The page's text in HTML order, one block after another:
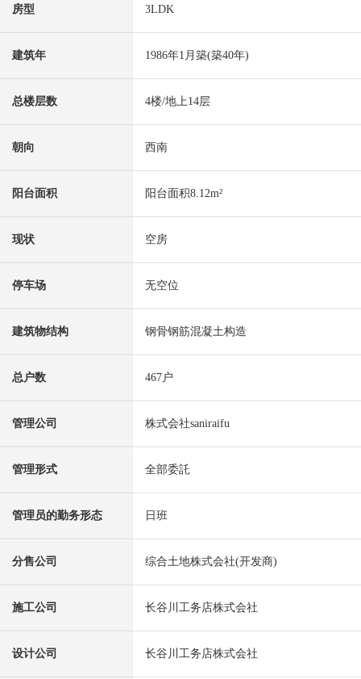
房型 3LDK
建筑年 1986年1月築(築40年)
总楼层数 4楼/地上14层
朝向 西南
阳台面积 阳台面积8.12m²
现状 空房
停车场 无空位
建筑物结构 钢骨钢筋混凝土构造
总户数 467户
管理公司 株式会社saniraifu
管理形式 全部委託
管理员的勤务形态 日班
分售公司 综合土地株式会社(开发商)
施工公司 长谷川工务店株式会社
设计公司 长谷川工务店株式会社